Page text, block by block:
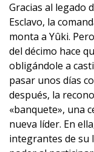
Gracias al legado
Esclavo, la
monta a Yûki.
del décimo hace
obligándole a
pasar unos días
después, la
«banquete», una
nueva líder. En
integrantes de su